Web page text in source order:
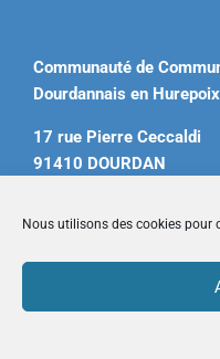
Nous utilisons des cookies pour
Communauté de
Dourdannais en Hurepoix
17 rue Pierre Ceccaldi
91410 DOURDAN
Accueil|Plan du site|